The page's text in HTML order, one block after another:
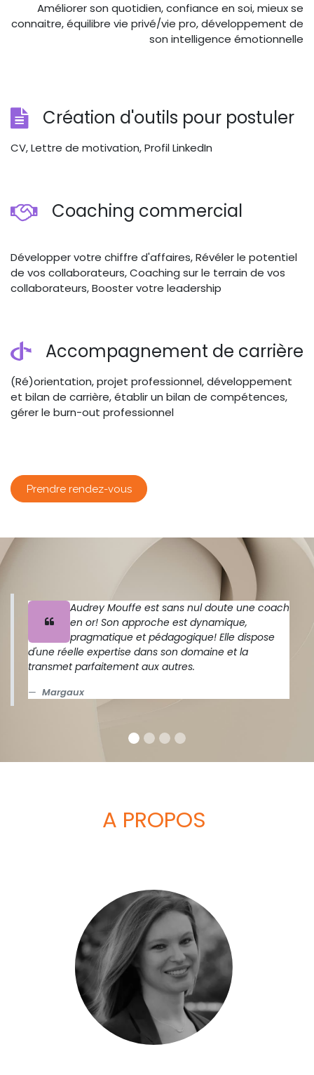
Améliorer son quotidien, confiance en soi, mieux se
connaitre, équilibre vie privé/vie pro, développement de
son intelligence émotionnelle
Création d'outils pour postuler
CV, Lettre de motivation, Profil LinkedIn
Coaching commercial
Développer votre chiffre d'affaires, Révéler le potentiel
de vos collaborateurs, Coaching sur le terrain de vos
collaborateurs, Booster votre leadership
Accompagnement de carrière
(Ré)orientation, projet professionnel, développement
et bilan de carrière, établir un bilan de compétences,
gérer le burn-out professionnel
Prendre rendez-vous
Audrey Mouffe est sans nul doute une coach
en or! Son approche est dynamique,
pragmatique et pédagogique! Elle dispose
d'une réelle expertise dans son domaine et la
transmet parfaitement aux autres.
Margaux
A PROPOS